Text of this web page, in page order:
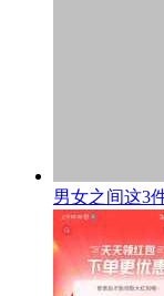
男女之间这3